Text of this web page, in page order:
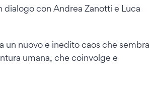
dialogo con Andrea Zanotti e Luca
un nuovo e inedito caos che sembra
umana, che coinvolge e